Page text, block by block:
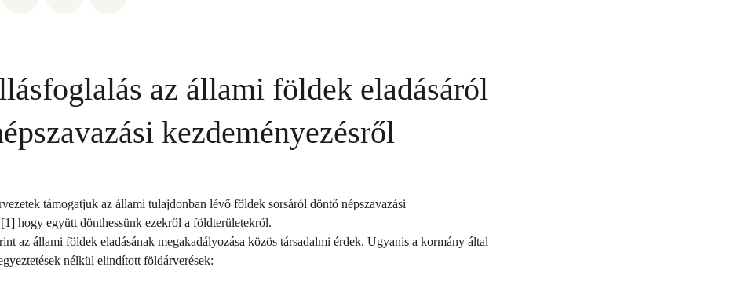
az állami földek eladásáról
kezdeményezésről
támogatjuk az állami tulajdonban lévő földek sorsáról döntő népszavazási
hogy együtt dönthessünk ezekről a földterületekről.
az állami földek eladásának megakadályozása közös társadalmi érdek. Ugyanis a kormány által
nélkül elindított földárverések: